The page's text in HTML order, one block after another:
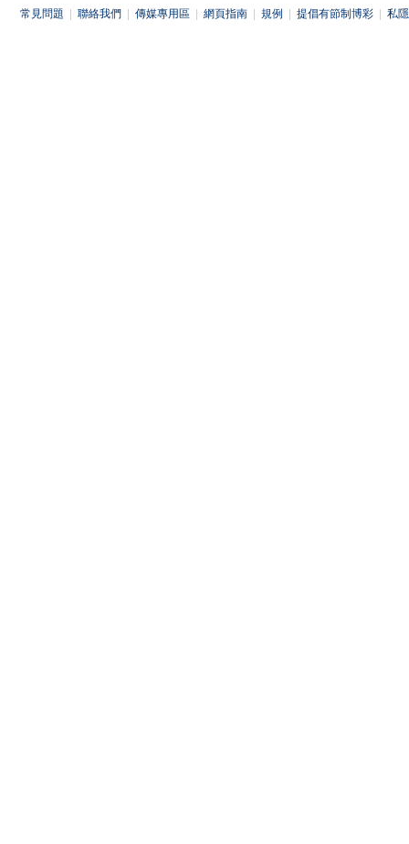
常見問題 聯絡我們 傳媒專用區 網頁指南 規例 提倡有節制博彩 私